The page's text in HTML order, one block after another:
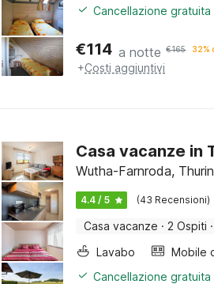
Cancellazione
€114 a notte €165 32%
+Costi aggiuntivi
Casa vacanze in
Wutha-Farnroda,
4.4 / 5 (43 Recensioni)
Casa vacanze · 2 Ospiti ·
Lavabo
Mobile
Cancellazione